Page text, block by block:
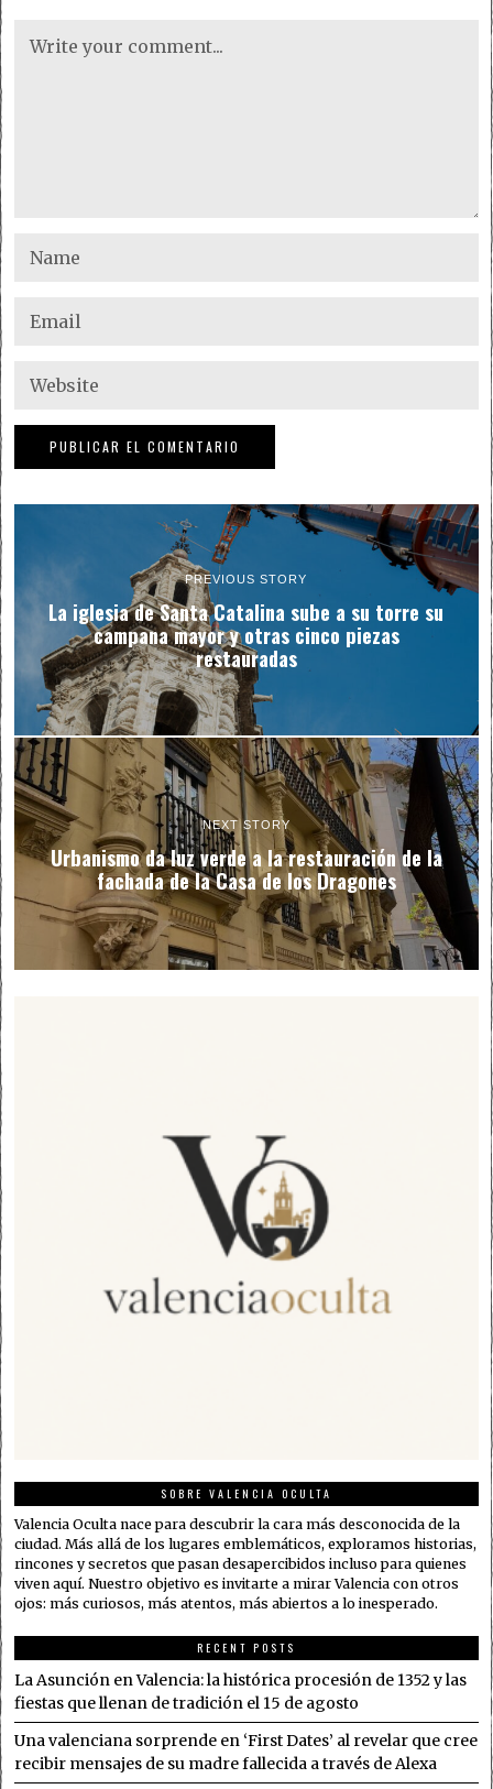
PREVIOUS STORY
La iglesia de Santa Catalina sube a su torre su
campana mayor y otras cinco piezas
restauradas
NEXT STORY
Urbanismo da luz verde a la restauración de la
fachada de la Casa de los Dragones
SOBRE VALENCIA OCULTA
Valencia Oculta nace para descubrir la cara más desconocida de la
ciudad. Más allá de los lugares emblemáticos, exploramos historias,
rincones y secretos que pasan desapercibidos incluso para quienes
viven aquí. Nuestro objetivo es invitarte a mirar Valencia con otros
ojos: más curiosos, más atentos, más abiertos a lo inesperado.
RECENT POSTS
La Asunción en Valencia: la histórica procesión de 1352 y las
fiestas que llenan de tradición el 15 de agosto
Una valenciana sorprende en ‘First Dates’ al revelar que cree
recibir mensajes de su madre fallecida a través de Alexa